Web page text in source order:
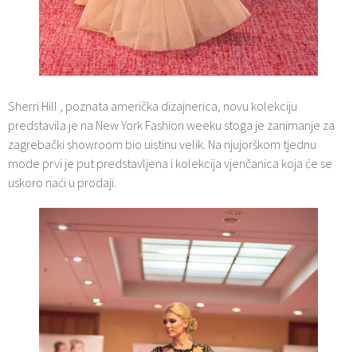
Sherri Hill , poznata američka dizajnerica, novu kolekciju
predstavila je na New York Fashion weeku stoga je zanimanje za
zagrebački showroom bio uistinu velik. Na njujorškom tjednu
mode prvi je put predstavljena i kolekcija vjenčanica koja će se
uskoro naći u prodaji.